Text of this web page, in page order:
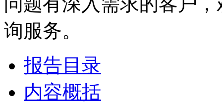
询服务。
报告目录
内容概括